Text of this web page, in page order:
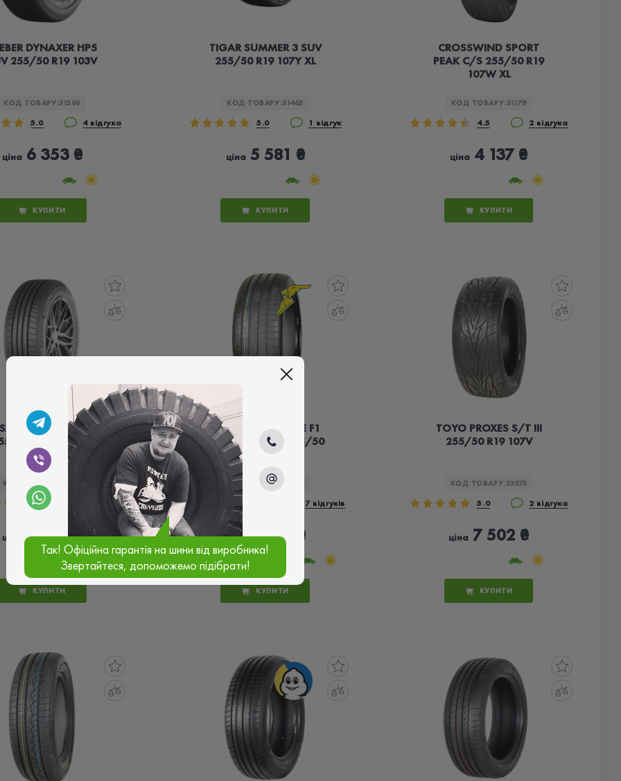
DYNAXER HP5
255/50 R19 103V
КОД ТОВАРУ:31569
5.0 4 відгука
ціна6 353 ₴
КУПИТИ
TIGAR SUMMER 3 SUV
255/50 R19 107Y XL
КОД ТОВАРУ:31465
5.0 1 відгук
ціна5 581 ₴
КУПИТИ
CROSSWIND SPORT
PEAK C/S 255/50 R19
107W XL
КОД ТОВАРУ:31178
4.5 2 відгука
ціна 4 137 ₴
КУПИТИ
COMPETUS H/P3
50 R19 107Y XL
КОД ТОВАРУ: 27947
5.0 1 відгук
ціна 6 480 ₴
КУПИТИ
GOODYEAR EAGLE F1
ASYMMETRIC 6 255/50
R19 107T XL
КОД ТОВАРУ:
7 відгуків
ціна7 280 ₴
НІМЕЧЧИНА
КУПИТИ
TOYO PROXES S/T III
255/50 R19 107V
КОД ТОВАРУ:23575
5.0 2 відгука
ціна 7 502 ₴
КУПИТИ
Так! Офіційна гарантія на шини від виробника!
Звертайтеся, допоможемо підібрати!